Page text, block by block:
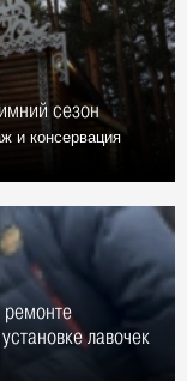
сезон
и консервация
ремонте
лавочек